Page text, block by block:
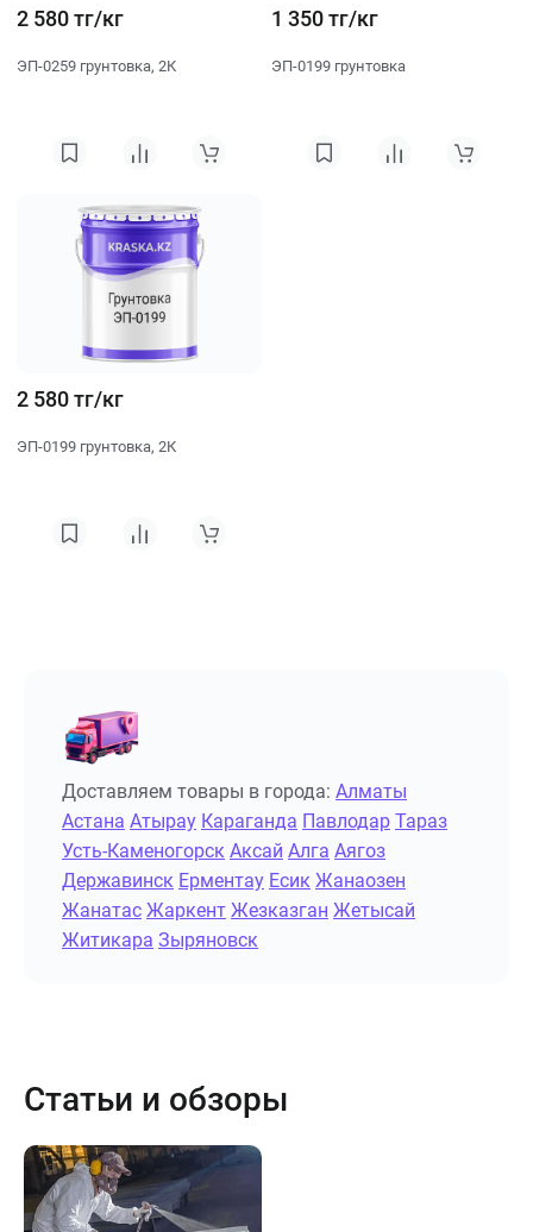
2 580 тг/кг
ЭП-0259 грунтовка, 2К
1 350 тг/кг
ЭП-0199 грунтовка
2 580 тг/кг
ЭП-0199 грунтовка, 2К
Доставляем товары в города: Алматы
Астана Атырау Караганда Павлодар Тараз
Усть-Каменогорск Аксай Алга Аягоз
Державинск Ерментау Есик Жанаозен
Жанатас Жаркент Жезказган Жетысай
Житикара Зыряновск
Статьи и обзоры